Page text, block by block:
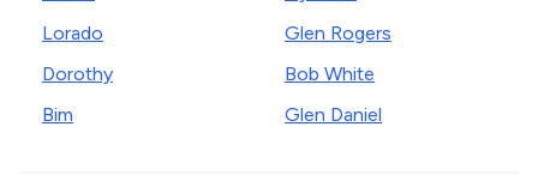
Lorado
Dorothy
Bim
Glen Rogers
Bob White
Glen Daniel